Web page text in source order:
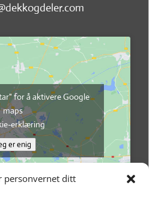
personvernet ditt
for å aktivere Google
maps
erklæring
er enig